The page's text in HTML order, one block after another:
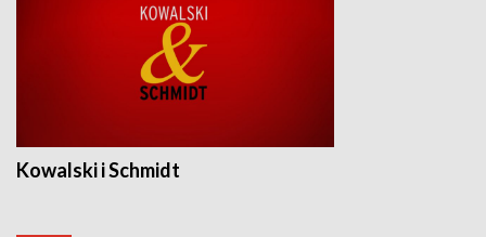
Kowalski i Schmidt